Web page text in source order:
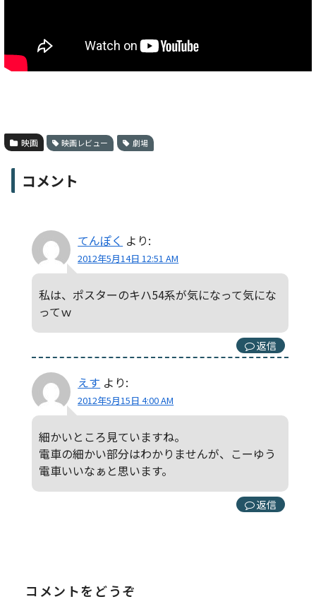
映画 映画レビュー 劇場
コメント
てんぽく より:
2012年5月14日 12:51 AM
私は、ポスターのキハ54系が気になって気にな
ってｗ
返信
えす より:
2012年5月15日 4:00 AM
細かいところ見ていますね。
電車の細かい部分はわかりませんが、こーゆう
電車いいなぁと思います。
返信
コメントをどうぞ